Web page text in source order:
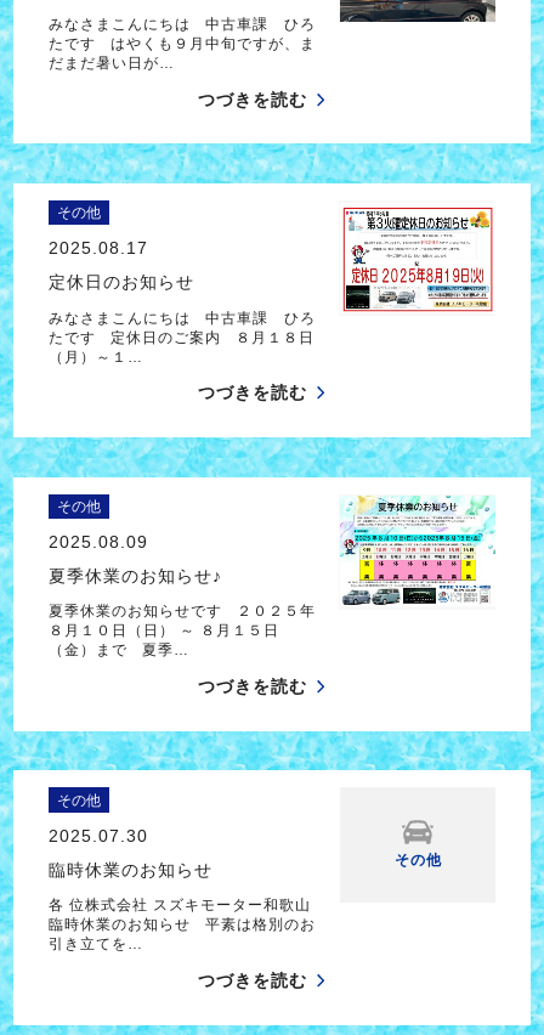
みなさまこんにちは 中古車課 ひろ
たです はやくも９月中旬ですが、ま
だまだ暑い日が…
つづきを読む
その他
2025.08.17
定休日のお知らせ
みなさまこんにちは 中古車課 ひろ
たです 定休日のご案内 ８月１８日
（月）～１…
つづきを読む
その他
2025.08.09
夏季休業のお知らせ♪
夏季休業のお知らせです ２０２５年
８月１０日（日） ～ ８月１５日
（金）まで 夏季…
つづきを読む
その他
2025.07.30
臨時休業のお知らせ
各 位株式会社 スズキモーター和歌山
臨時休業のお知らせ 平素は格別のお
引き立てを…
つづきを読む
その他